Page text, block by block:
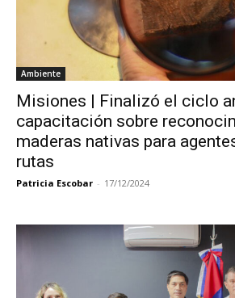
Ambiente
Misiones | Finalizó el ciclo
capacitación sobre
maderas nativas para
rutas
Patricia Escobar - 17/12/2024